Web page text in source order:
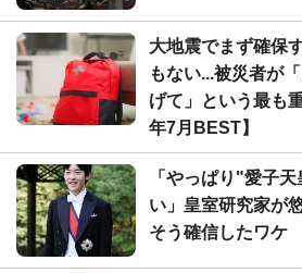
大地震でまず確保
もない...被災者が
げて」という最も
年7月BEST】
「やっぱり"愛子
い」皇室研究家が
そう確信したワケ